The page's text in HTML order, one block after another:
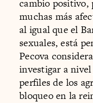
cambio positivo,
muchas más
al igual que el
sexuales, está
Pecova
investigar a
perfiles de los
bloqueo en la